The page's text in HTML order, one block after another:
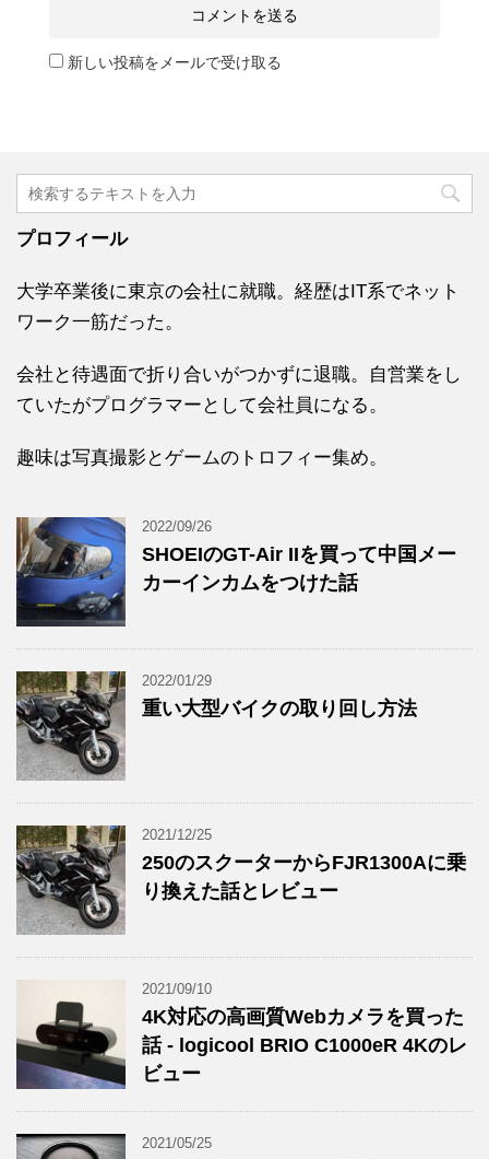
新しい投稿をメールで受け取る
プロフィール
大学卒業後に東京の会社に就職。経歴はIT系でネット
ワーク一筋だった。
会社と待遇面で折り合いがつかずに退職。自営業をし
ていたがプログラマーとして会社員になる。
趣味は写真撮影とゲームのトロフィー集め。
2022/09/26
SHOEIのGT-Air IIを買って中国メー
カーインカムをつけた話
2022/01/29
重い大型バイクの取り回し方法
2021/12/25
250のスクーターからFJR1300Aに乗
り換えた話とレビュー
2021/09/10
4K対応の高画質Webカメラを買った
話 - logicool BRIO C1000eR 4Kのレ
ビュー
2021/05/25